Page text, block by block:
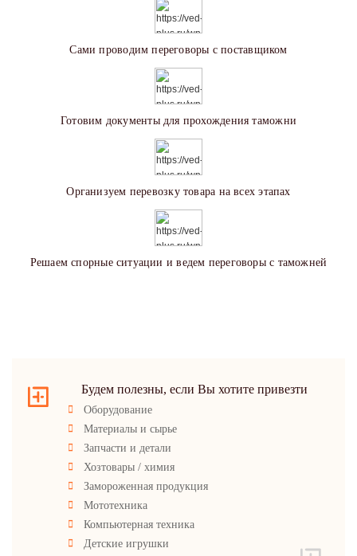
Сами проводим переговоры с поставщиком
Готовим документы для прохождения таможни
Организуем перевозку товара на всех этапах
Решаем спорные ситуации и ведем переговоры с таможней
Будем полезны, если Вы хотите привезти
Оборудование
Материалы и сырье
Запчасти и детали
Хозтовары / химия
Замороженная продукция
Мототехника
Компьютерная техника
Детские игрушки